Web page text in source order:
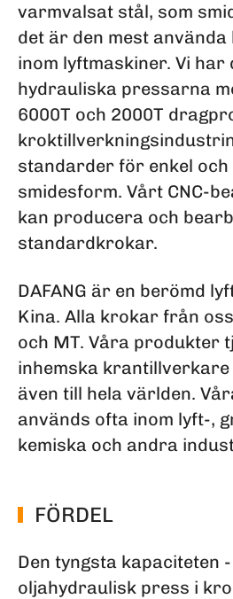
varmvalsat stål, som
det är den mest
inom lyftmaskiner. Vi har
hydrauliska pressarna
6000T och 2000T
standarder för enkel
smidesform. Vårt CNC-
kan producera och
standardkrokar.
DAFANG är en berömd
Kina. Alla krokar från
och MT. Våra produkter
inhemska
även till hela världen.
används ofta inom lyft-,
kemiska och andra
FÖRDEL
Den tyngsta kapaciteten
oljahydraulisk press i